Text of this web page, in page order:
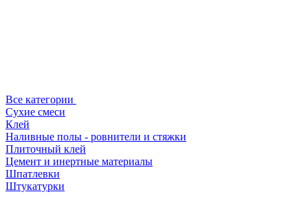
Все категории
Сухие смеси
Клей
Наливные полы - ровнители и стяжки
Плиточный клей
Цемент и инертные материалы
Шпатлевки
Штукатурки